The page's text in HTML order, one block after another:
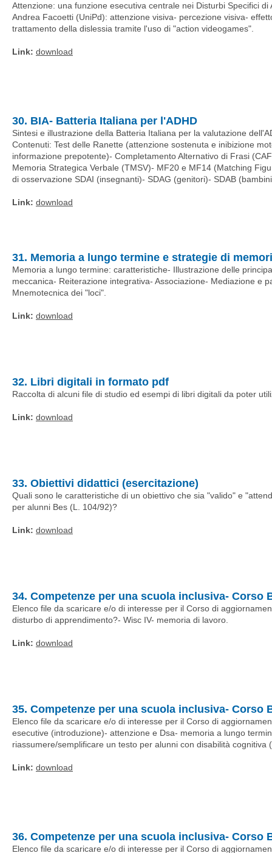
Attenzione: una funzione esecutiva centrale nei Disturbi Specifici di
Andrea Facoetti (UniPd): attenzione visiva- percezione visiva-
trattamento della dislessia tramite l'uso di "action videogames".
Link: download
30. BIA- Batteria Italiana per l'ADHD
Sintesi e illustrazione della Batteria Italiana per la valutazione
Contenuti: Test delle Ranette (attenzione sostenuta e inibizione
informazione prepotente)- Completamento Alternativo di Frasi
Memoria Strategica Verbale (TMSV)- MF20 e MF14 (Matching
di osservazione SDAI (insegnanti)- SDAG (genitori)- SDAB
Link: download
31. Memoria a lungo termine e strategie di
Memoria a lungo termine: caratteristiche- Illustrazione delle
meccanica- Reiterazione integrativa- Associazione- Mediazione e
Mnemotecnica dei "loci"
Link: download
32. Libri digitali in formato pdf
Raccolta di alcuni file di studio ed esempi di libri digitali da poter
Link: download
33. Obiettivi didattici (esercitazione)
Quali sono le caratteristiche di un obiettivo che sia "valido" e
per alunni Bes (L. 104/92)?
Link: download
34. Competenze per una scuola inclusiva- Corso
Elenco file da scaricare e/o di interesse per il Corso di
disturbo di apprendimento?- Wisc IV- memoria di lavoro.
Link: download
35. Competenze per una scuola inclusiva- Corso
Elenco file da scaricare e/o di interesse per il Corso di
esecutive (introduzione)- attenzione e Dsa- memoria a lungo
riassumere/semplificare un testo per alunni con disabilità cognitiva
Link: download
36. Competenze per una scuola inclusiva- Corso
Elenco file da scaricare e/o di interesse per il Corso di